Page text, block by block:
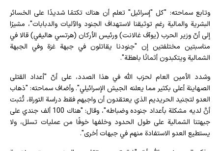
وتابع سماحته: "كل "إسرائيل" تعلم أن هناك تكتمًا شديدًا على الخسائر
البشرية والمالية رغم توثيقنا لاستهداف الجنود والآليات والدبابات"، مشيرًا
إلى أنّ وزير الحرب (يوآف غالانت) ورئيس الأركان (هرتسي هاليفي) قالا في
مناسبتين مختلفتين إن "جنودنا يقاتلون في جبهة غزة وفي الجبهة
الشمالية ويتكبدون أثمانًا باهظة".
وشدد الأمين العام لحزب الله في هذا الصدد، على أنّ "أعداد القتلى
الصهاينة أعلى بكثير مما يعلنه الجيش الإسرائيلي". وأضاف سماحته: "ذهاب
العدو لتجنيد الحريديم الذي يعتقدون أن واجبهم فقط دراسة التوراة، تُثبت
أنَّ لديه مشكلة بأعداد جنوده وضباطه"، وقال: "هناك 100 ألف جندي على
جبهتنا الشمالية على طول الحدود وخلفها خوفًا من عمليات تسلل، ولا
يستطيع العدو الاستفادة منهم في جبهات أخرى".